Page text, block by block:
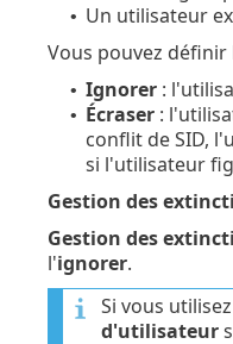
• Un utilisateur
Vous pouvez
• Ignorer:
• Écraser:
conflit de SID,
si l'utilisateur
Gestion des
Gestion des
l'ignorer.
Si vous
d'utilisateur